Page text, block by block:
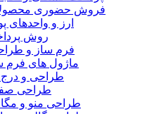
فروش حضوری
ارز و واحدهای
روش
فرم ساز و
ماژول های فرم
طراحی و درج
طراحی
طراحی منو و